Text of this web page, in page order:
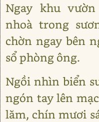
Ngay khu
nhoà trong
chờn ngay bên
sổ phòng ông.
Ngồi nhìn biển
ngón tay lên
lăm, chín mươi